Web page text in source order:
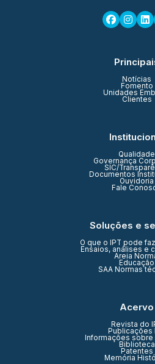
Notícias
Fomento
Unidades
Clientes
Qualidade
Governança
SIC/
Documentos
Ouvidoria
Fale
Soluções e
O que o IPT pode
Ensaios, análises e
Areia
Educação
SAA Normas
Acervo
Revista do
Publicações
Informações sobre
Biblioteca
Patentes
Memória